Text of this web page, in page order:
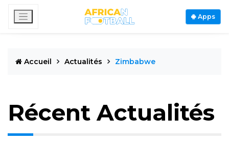
Apps
Accueil Actualités Zimbabwe
Récent Actualités